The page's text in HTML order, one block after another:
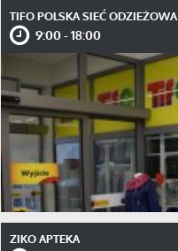
TIFO POLSKA SIEĆ ODZIEŻOWA
9:00 - 18:00
ZIKO APTEKA